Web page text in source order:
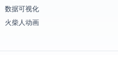
数据可视化
火柴人动画